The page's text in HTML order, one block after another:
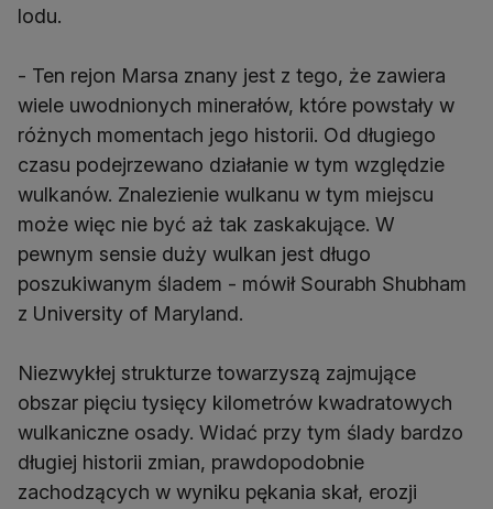
lodu.
- Ten rejon Marsa znany jest z tego, że zawiera
wiele uwodnionych minerałów, które powstały w
różnych momentach jego historii. Od długiego
czasu podejrzewano działanie w tym względzie
wulkanów. Znalezienie wulkanu w tym miejscu
może więc nie być aż tak zaskakujące. W
pewnym sensie duży wulkan jest długo
poszukiwanym śladem - mówił Sourabh Shubham
z University of Maryland.
Niezwykłej strukturze towarzyszą zajmujące
obszar pięciu tysięcy kilometrów kwadratowych
wulkaniczne osady. Widać przy tym ślady bardzo
długiej historii zmian, prawdopodobnie
zachodzących w wyniku pękania skał, erozji